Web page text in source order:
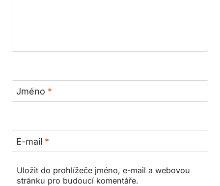
Jméno *
E-mail *
Uložit do prohlížeče jméno, e-mail a webovou
stránku pro budoucí komentáře.